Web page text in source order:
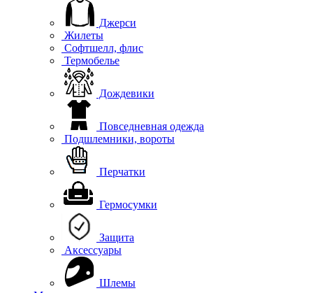
Джерси
Жилеты
Софтшелл, флис
Термобелье
Дождевики
Повседневная одежда
Подшлемники, вороты
Перчатки
Гермосумки
Защита
Аксессуары
Шлемы